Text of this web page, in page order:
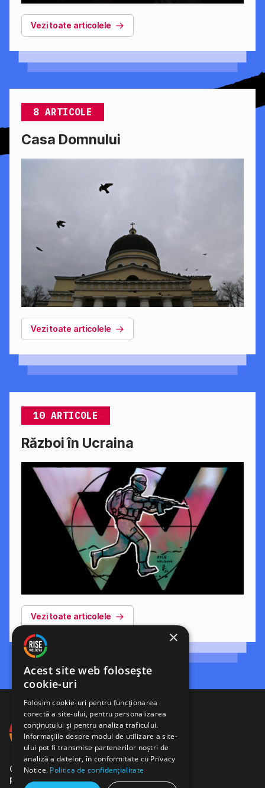
Vezi toate articolele
8 ARTICOLE
Casa Domnului
Vezi toate articolele
10 ARTICOLE
Război în Ucraina
Vezi toate articolele
Comunitate de jurnaliști,
programatori și activiști.
×
Acest site web folosește
cookie-uri
Folosim cookie-uri pentru funcționarea
corectă a site-ului, pentru personalizarea
conținutului și pentru analiza traficului.
Informațiile despre modul de utilizare a site-
ului pot fi transmise partenerilor noștri de
analiză a datelor, în conformitate cu Privacy
Notice. Politica de confidențialitate